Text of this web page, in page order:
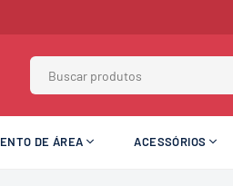
DE ÁREA ACESSÓRIOS